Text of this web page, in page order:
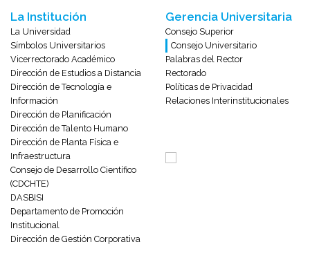
La Institución
La Universidad
Símbolos Universitarios
Vicerrectorado Académico
Dirección de Estudios a Distancia
Dirección de Tecnología e
Información
Dirección de Planificación
Dirección de Talento Humano
Dirección de Planta Física e
Infraestructura
Consejo de Desarrollo Científico
(CDCHTE)
DASBISI
Departamento de Promoción
Institucional
Dirección de Gestión Corporativa
Gerencia Universitaria
Consejo Superior
Consejo Universitario
Palabras del Rector
Rectorado
Políticas de Privacidad
Relaciones Interinstitucionales